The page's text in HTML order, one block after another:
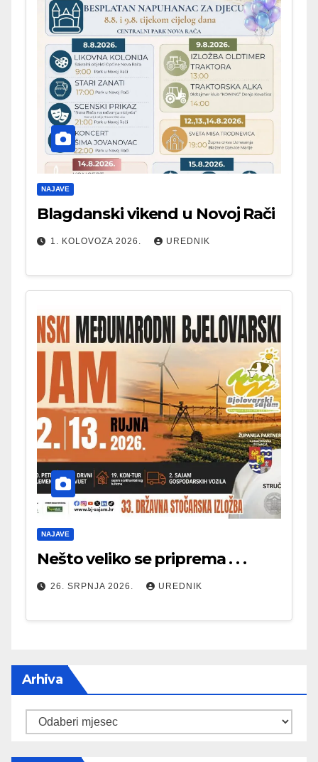
NAJAVE
Blagdanski vikend u Novoj Rači
1. KOLOVOZA 2026. UREDNIK
NAJAVE
Nešto veliko se priprema . . .
26. SRPNJA 2026. UREDNIK
Arhiva
Arhiva